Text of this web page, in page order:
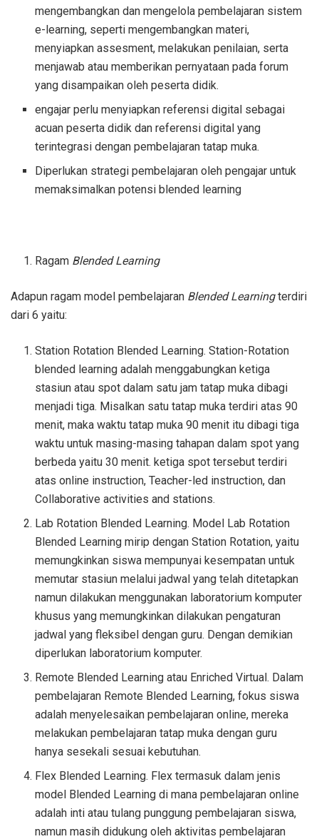
mengembangkan dan mengelola pembelajaran sistem
e-learning, seperti mengembangkan materi,
menyiapkan assesment, melakukan penilaian, serta
menjawab atau memberikan pernyataan pada forum
yang disampaikan oleh peserta didik.
engajar perlu menyiapkan referensi digital sebagai
acuan peserta didik dan referensi digital yang
terintegrasi dengan pembelajaran tatap muka.
Diperlukan strategi pembelajaran oleh pengajar untuk
memaksimalkan potensi blended learning
Ragam Blended Learning
Adapun ragam model pembelajaran Blended Learningterdiri
dari 6 yaitu:
Station Rotation Blended Learning. Station-Rotation
blended learning adalah menggabungkan ketiga
stasiun atau spot dalam satu jam tatap muka dibagi
menjadi tiga. Misalkan satu tatap muka terdiri atas 90
menit, maka waktu tatap muka 90 menit itu dibagi tiga
waktu untuk masing-masing tahapan dalam spot yang
berbeda yaitu 30 menit. ketiga spot tersebut terdiri
atas online instruction, Teacher-led instruction, dan
Collaborative activities and stations.
Lab Rotation Blended Learning. Model Lab Rotation
Blended Learning mirip dengan Station Rotation, yaitu
memungkinkan siswa mempunyai kesempatan untuk
memutar stasiun melalui jadwal yang telah ditetapkan
namun dilakukan menggunakan laboratorium komputer
khusus yang memungkinkan dilakukan pengaturan
jadwal yang fleksibel dengan guru. Dengan demikian
diperlukan laboratorium komputer.
Remote Blended Learning atau Enriched Virtual. Dalam
pembelajaran Remote Blended Learning, fokus siswa
adalah menyelesaikan pembelajaran online, mereka
melakukan pembelajaran tatap muka dengan guru
hanya sesekali sesuai kebutuhan.
Flex Blended Learning. Flex termasuk dalam jenis
model Blended Learning di mana pembelajaran online
adalah inti atau tulang punggung pembelajaran siswa,
namun masih didukung oleh aktivitas pembelajaran